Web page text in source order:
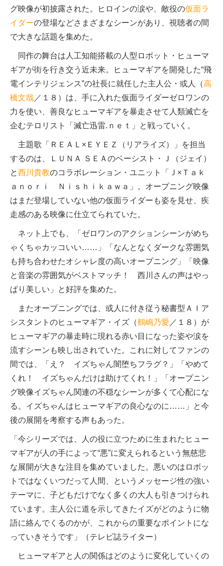
グ映像が初披露された。ヒロインの涙や、敵役の仮面ラ
イダーの登場などさまざまなシーンがあり、視聴者の間
で大きな話題を集めた。
同作の舞台は人工知能搭載の人型ロボット・ヒューマ
ギアが街を行き交う近未来。ヒューマギアを開発した“飛
電インテリジェンス”の社長に就任した主人公・或人（高
橋文哉 ／１８）は、手に入れた仮面ライダーゼロワンの
力を使い、善良なヒューマギアを暴走させて人類滅亡を
企むテロリスト「滅亡迅雷.ｎｅｔ」と戦っていく。
主題歌「ＲＥＡＬ×ＥＹＥＺ（リアライズ）」を担当
するのは、ＬＵＮＡ ＳＥＡのベーシスト・Ｊ（ジェイ）
と西川貴教のコラボレーション・ユニット「Ｊ×Ｔａｋ
ａｎｏｒｉ Ｎｉｓｈｉｋａｗａ」。オープニング映像
はまだ登場していない他の仮面ライダーも姿を見せ、疾
走感のある映像に仕立てられていた。
ネット上でも、「ゼロワンのアクションシーンがめち
ゃくちゃカッコいい……」「なんとなくダークな雰囲気
も持ち合わせたオシャレ度の高いオープニング」「映像
と音楽の雰囲気がベストマッチ！ 西川さんの声はやっ
ぱり美しい」と好評を集めた。
またオープニングでは、或人に付き従う秘書型ＡＩア
シスタントのヒューマギア・イズ（鶴嶋乃愛 ／１８）が
ヒューマギアの暴走時に現れる赤い目になった姿や涙を
流すシーンも映し出されていた。これに対してファンの
間では、「え？ イズちゃん闇堕ちフラグ？」「やめて
くれ！ イズちゃんだけは助けてくれ！」「オープニン
グ映像イズちゃん関連の不穏なシーンが多くて心配にな
る。イズちゃんはヒューマギアの良心なのに……」と今
後の展開を考察する声もあった。
「今シリーズでは、人の役に立つために生まれたヒュー
マギアが人の手によって“悪”に変えられるという無慈悲
な展開が大きな注目を集めていました。悪いのはロボッ
トではなくいつだって人間、というメッセージ性の強い
テーマに、子どもだけでなく多くの大人も引きつけられ
ています。主人公に道を示してきたイズがどのように物
語に絡んでくるのかが、これからの重要なポイントにな
っていきそうです」（テレビ誌ライター）
ヒューマギアと人の関係はどのように変化していくの